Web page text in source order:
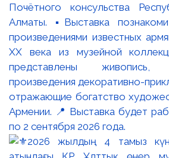
Почётного консульства
Алматы. ▪️Выставка
произведениями известных
XX века из музейной
представлены
произведения декоративно-
отражающие богатство
Армении. 📍 Выставка будет
по 2 сентября 2026 года.